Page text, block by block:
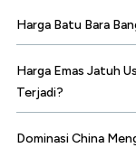
Harga Batu Bara
Harga Emas Jatuh
Terjadi?
Dominasi China